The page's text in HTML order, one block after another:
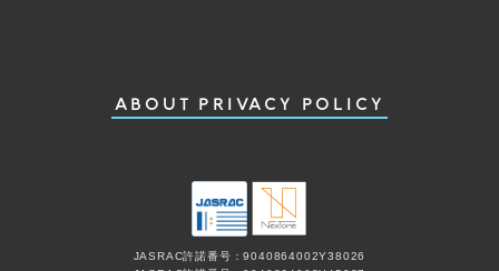
ABOUT PRIVACY POLICY
JASRAC許諾番号：9040864002Y38026